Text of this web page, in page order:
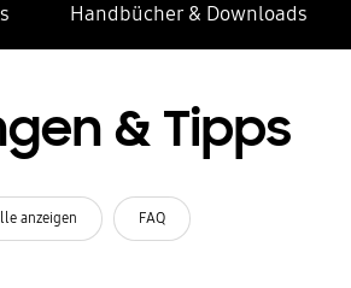
Handbücher & Downloads
& Tipps
anzeigen FAQ